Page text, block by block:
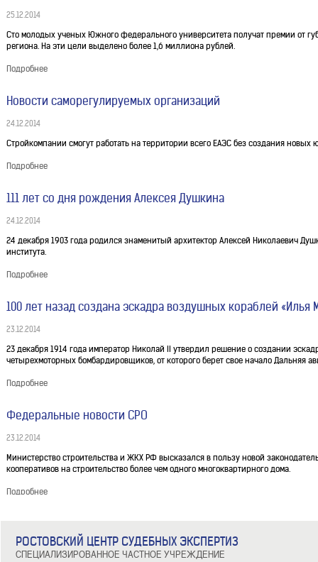
25.12.2014
Сто молодых ученых Южного федерального университета получат премии от
региона. На эти цели выделено более 1,6 миллиона рублей.
Подробнее
Новости саморегулируемых организаций
24.12.2014
Стройкомпании смогут работать на территории всего ЕАЭС без создания новых
Подробнее
111 лет со дня рождения Алексея Душкина
24.12.2014
24 декабря 1903 года родился знаменитый архитектор Алексей Николаевич
института.
Подробнее
100 лет назад создана эскадра воздушных кораблей «Илья
23.12.2014
23 декабря 1914 года император Николай II утвердил решение о создании
четырехмоторных бомбардировщиков, от которого берет свое начало Дальняя
Подробнее
Федеральные новости СРО
23.12.2014
Министерство строительства и ЖКХ РФ высказался в пользу новой
кооперативов на строительство более чем одного многоквартирного дома.
Подробнее
23.12.2014
РОСТОВСКИЙ ЦЕНТР СУДЕБНЫХ ЭКСПЕРТИЗ
СПЕЦИАЛИЗИРОВАННОЕ ЧАСТНОЕ УЧРЕЖДЕНИЕ